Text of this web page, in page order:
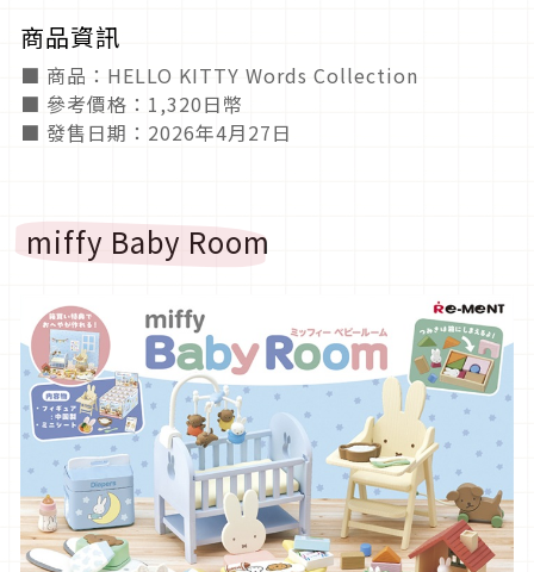
商品資訊
■ 商品：HELLO KITTY Words Collection
■ 參考價格：1,320日幣
■ 發售日期：2026年4月27日
miffy Baby Room